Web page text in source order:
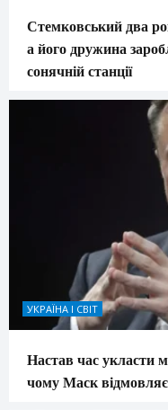
Стемковський два
а його дружина
сонячній станції
УКРАЇНА І СВІТ
Настав час укласти
чому Маск